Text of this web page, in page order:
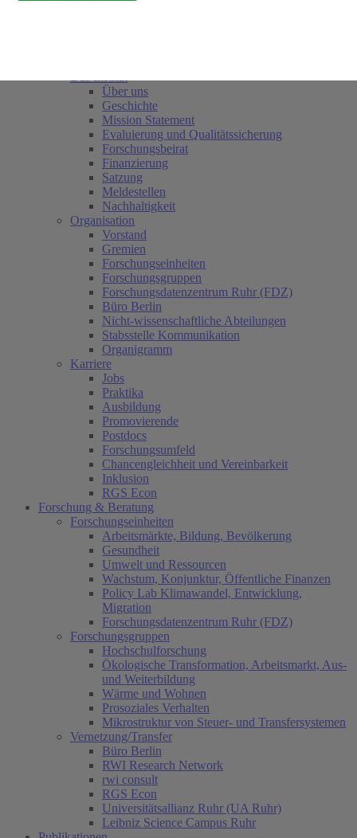
Über uns
Geschichte
Mission Statement
Evaluierung und Qualitätssicherung
Forschungsbeirat
Finanzierung
Satzung
Meldestellen
Nachhaltigkeit
Organisation
Vorstand
Gremien
Forschungseinheiten
Forschungsgruppen
Forschungsdatenzentrum Ruhr (FDZ)
Büro Berlin
Nicht-wissenschaftliche Abteilungen
Stabsstelle Kommunikation
Organigramm
Karriere
Jobs
Praktika
Ausbildung
Promovierende
Postdocs
Forschungsumfeld
Chancengleichheit und Vereinbarkeit
Inklusion
RGS Econ
Forschung & Beratung
Forschungseinheiten
Arbeitsmärkte, Bildung, Bevölkerung
Gesundheit
Umwelt und Ressourcen
Wachstum, Konjunktur, Öffentliche Finanzen
Policy Lab Klimawandel, Entwicklung,
Migration
Forschungsdatenzentrum Ruhr (FDZ)
Forschungsgruppen
Hochschulforschung
Ökologische Transformation, Arbeitsmarkt, Aus-
und Weiterbildung
Wärme und Wohnen
Prosoziales Verhalten
Mikrostruktur von Steuer- und Transfersystemen
Vernetzung/Transfer
Büro Berlin
RWI Research Network
rwi consult
RGS Econ
Universitätsallianz Ruhr (UA Ruhr)
Leibniz Science Campus Ruhr